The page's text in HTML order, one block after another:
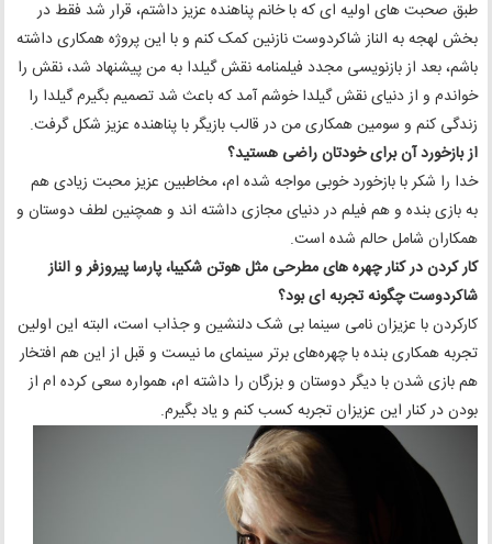
طبق صحبت های اولیه ای که با خانم پناهنده عزیز داشتم، قرار شد فقط در
بخش لهجه به الناز شاکردوست نازنین کمک کنم و با این پروژه همکاری داشته
باشم، بعد از بازنویسی مجدد فیلمنامه نقش گیلدا به من پیشنهاد شد، نقش را
خواندم و از دنیای نقش گیلدا خوشم آمد که باعث شد تصمیم بگیرم گیلدا را
زندگی کنم و سومین همکاری من در قالب بازیگر با پناهنده عزیز شکل گرفت.
از بازخورد آن برای خودتان راضی هستید؟
خدا را شکر با بازخورد خوبی مواجه شده ام، مخاطبین عزیز محبت زیادی هم
به بازی بنده و هم فیلم در دنیای مجازی داشته اند و همچنین لطف دوستان و
همکاران شامل حالم شده است.
کار کردن در کنار چهره های مطرحی مثل هوتن شکیبا، پارسا پیروزفر و الناز
شاکردوست چگونه تجربه ای بود؟
کارکردن با عزیزان نامی سینما بی شک دلنشین و جذاب است، البته این اولین
تجربه همکاری بنده با چهره‌های برتر سینمای ما نیست و قبل از این هم افتخار
هم ‌بازی شدن با دیگر دوستان و بزرگان را داشته ام، همواره سعی کرده ام از
بودن در کنار این عزیزان تجربه کسب کنم و یاد بگیرم.